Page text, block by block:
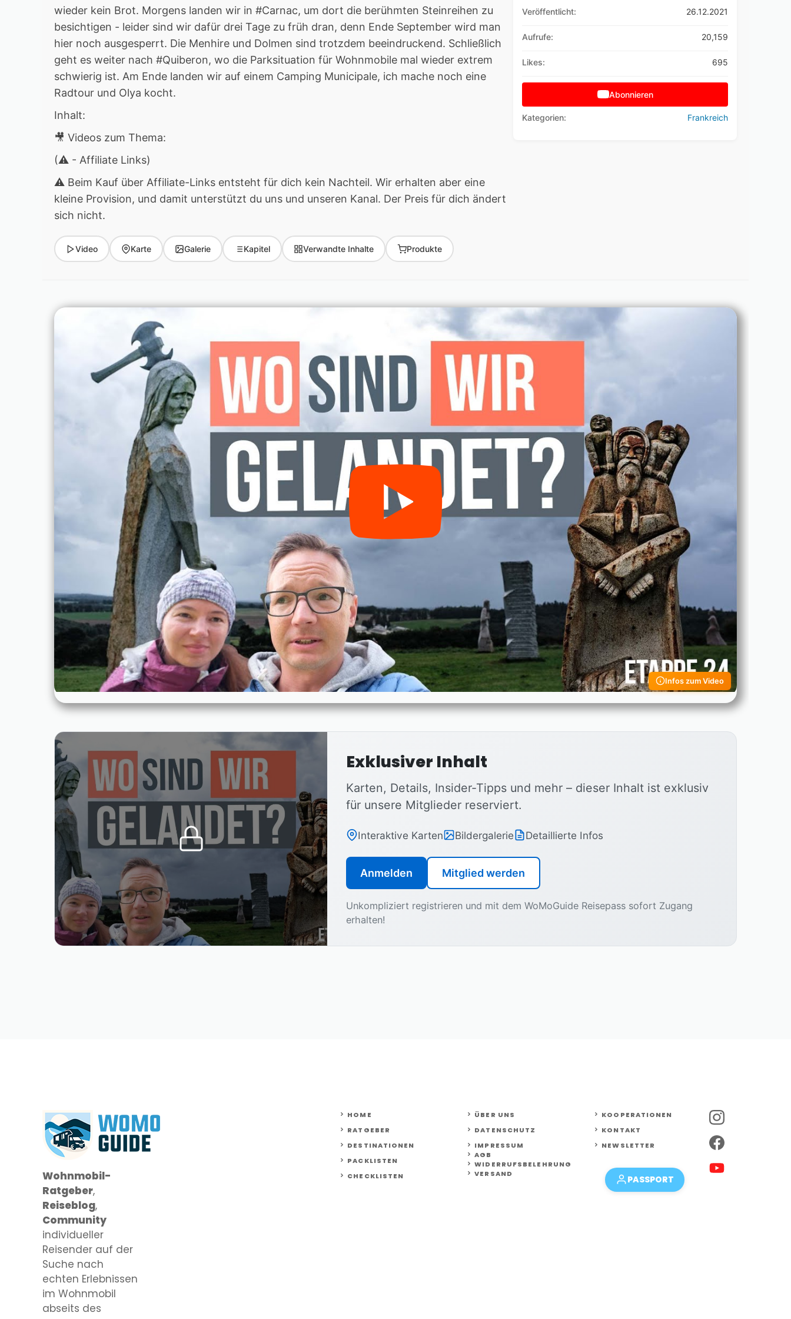
wieder kein Brot. Morgens landen wir in #Carnac, um dort die berühmten Steinreihen zu
besichtigen - leider sind wir dafür drei Tage zu früh dran, denn Ende September wird man
hier noch ausgesperrt. Die Menhire und Dolmen sind trotzdem beeindruckend. Schließlich
geht es weiter nach #Quiberon, wo die Parksituation für Wohnmobile mal wieder extrem
schwierig ist. Am Ende landen wir auf einem Camping Municipale, ich mache noch eine
Radtour und Olya kocht.
Inhalt:
🎥 Videos zum Thema:
(⚠ - Affiliate Links)
⚠ Beim Kauf über Affiliate-Links entsteht für dich kein Nachteil. Wir erhalten aber eine
kleine Provision, und damit unterstützt du uns und unseren Kanal. Der Preis für dich ändert
sich nicht.
Video Karte Galerie Kapitel Verwandte Inhalte Produkte
Veröffentlicht: 26.12.2021
Aufrufe: 20,159
Likes: 695
Abonnieren
Kategorien: Frankreich
Infos zum Video
Exklusiver Inhalt
Karten, Details, Insider-Tipps und mehr – dieser Inhalt ist exklusiv
für unsere Mitglieder reserviert.
Interaktive Karten Bildergalerie Detaillierte Infos
Anmelden Mitglied werden
Unkompliziert registrieren und mit dem WoMoGuide Reisepass sofort Zugang
erhalten!
Wohnmobil-
Ratgeber,
Reiseblog,
Community
individueller
Reisender auf der
Suche nach
echten Erlebnissen
im Wohnmobil
abseits des
HOME
RATGEBER
DESTINATIONEN
PACKLISTEN
CHECKLISTEN
ÜBER UNS
DATENSCHUTZ
IMPRESSUM
AGB
WIDERRUFSBELEHRUNG
VERSAND
KOOPERATIONEN
KONTAKT
NEWSLETTER
PASSPORT